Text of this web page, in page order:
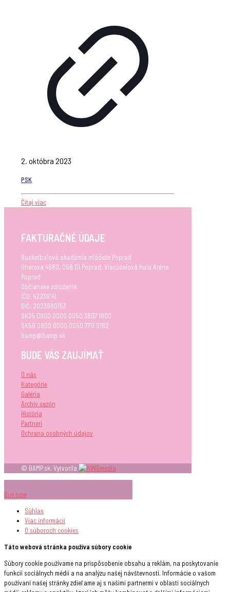
2. októbra 2023
PSK
Čítaj viac
FAKTURAČNÉ ÚDAJE
Basketbalová akadémia mládeže Poprad
Uherova 4680, 058 01 Poprad, Viacúčelová hala Aréna
Poprad
Občianske združenie
IČO: 42239141
DIČ: 2023680153
SK35 0900 0000 0050 3807 1800
SK56 0900 0000 0050 7717 0182
bamp@bamp.sk
BUDE VÁS ZAUJÍMAŤ
O nás
Kategórie
Galéria
Archív sezón
História
Partneri
Ochrana osobných údajov
© BAMP.sk. Vytvorila
Buy now
Súhlas
Viac informácií
O súboroch cookies
Táto webová stránka používa súbory cookie
Súbory cookie používame na prispôsobenie obsahu a reklám, na poskytovanie
funkcií sociálnych médií a na analýzu našej návštevnosti. Informácie o vašom
používaní našej stránky zdieľame aj s našimi partnermi v oblasti sociálnych